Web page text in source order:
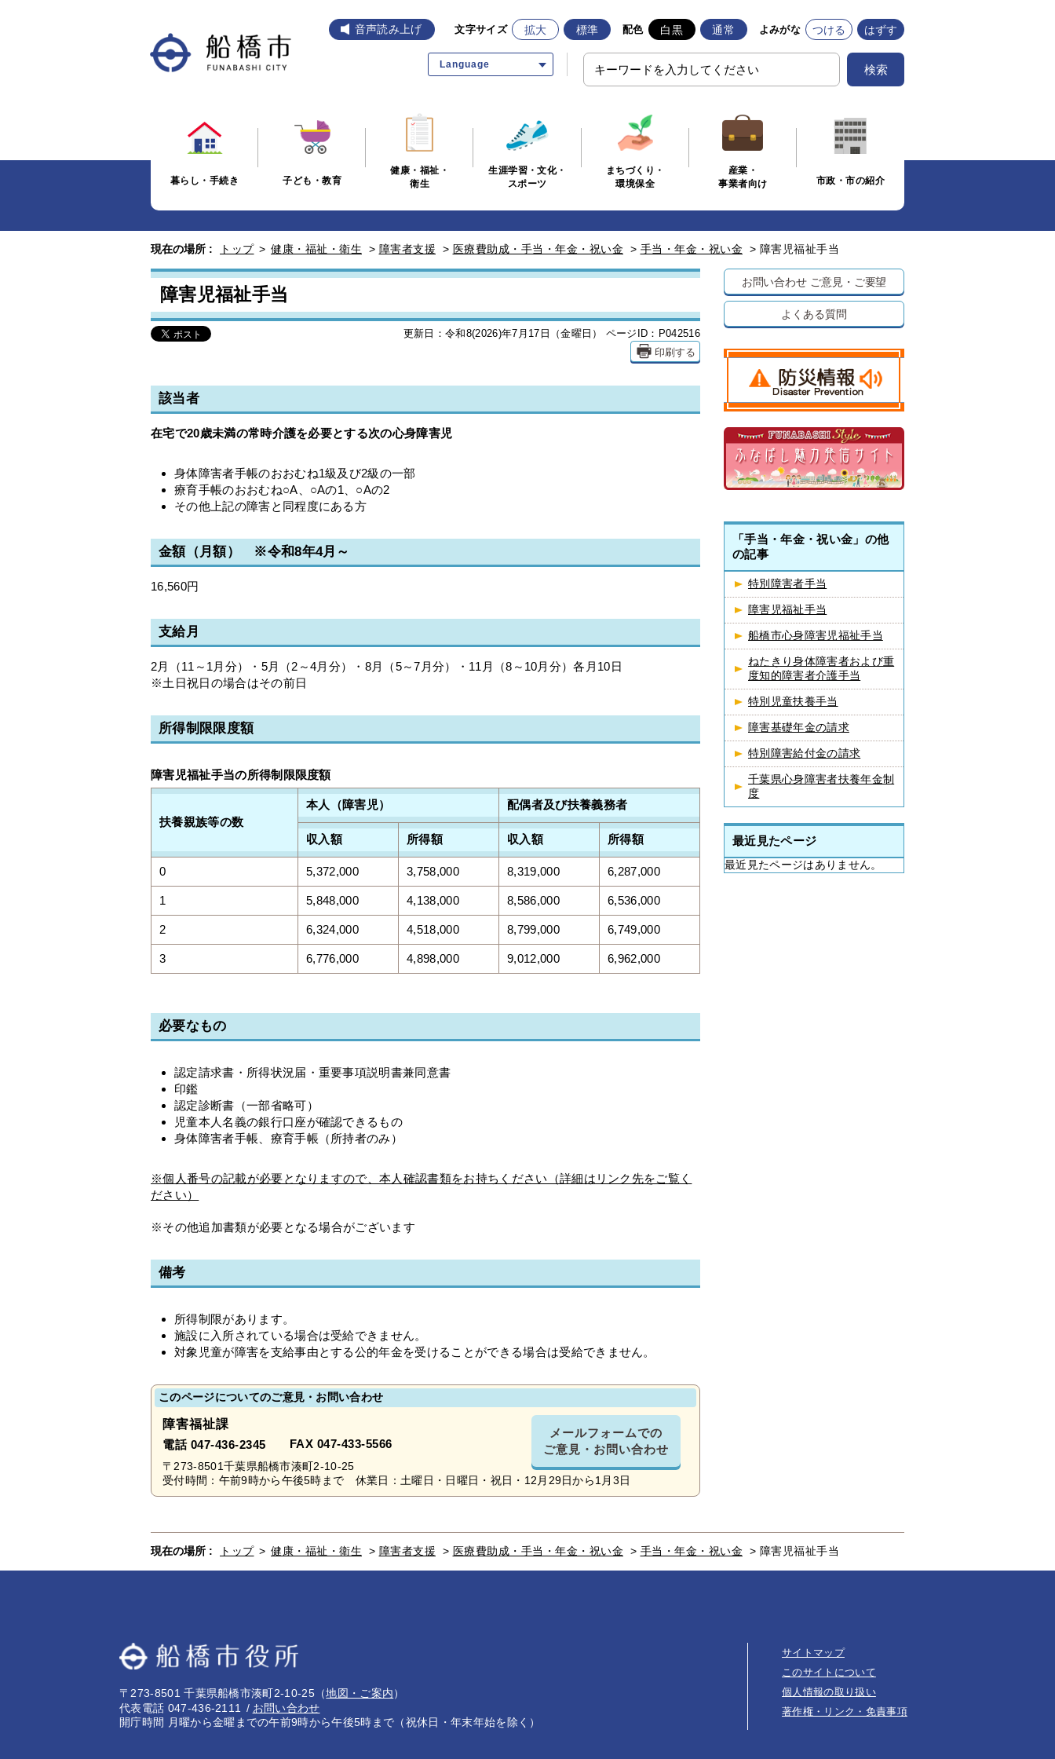
音声読み上げ 文字サイズ 拡大 標準 配色 白黒 通常 よみがな つける はずす
Language 検索
暮らし・手続き 子ども・教育
健康・福祉・
衛生
生涯学習・文化・
スポーツ
まちづくり・
環境保全
産業・
事業者向け
市政・市の紹介
現在の場所 : トップ > 健康・福祉・衛生 > 障害者支援 > 医療費助成・手当・年金・祝い金 > 手当・年金・祝い金 > 障害児福祉手当
障害児福祉手当
更新日：令和8(2026)年7月17日（金曜日） ページID：P042516
印刷する
該当者
在宅で20歳未満の常時介護を必要とする次の心身障害児
身体障害者手帳のおおむね1級及び2級の一部
療育手帳のおおむね○A、○Aの1、○Aの2
その他上記の障害と同程度にある方
金額（月額） ※令和8年4月～
16,560円
支給月
2月（11～1月分）・5月（2～4月分）・8月（5～7月分）・11月（8～10月分）各月10日
※土日祝日の場合はその前日
所得制限限度額
障害児福祉手当の所得制限限度額
扶養親族等の数
本人（障害児） 配偶者及び扶養義務者
収入額 所得額 収入額 所得額
0 5,372,000 3,758,000 8,319,000 6,287,000
1 5,848,000 4,138,000 8,586,000 6,536,000
2 6,324,000 4,518,000 8,799,000 6,749,000
3 6,776,000 4,898,000 9,012,000 6,962,000
必要なもの
認定請求書・所得状況届・重要事項説明書兼同意書
印鑑
認定診断書（一部省略可）
児童本人名義の銀行口座が確認できるもの
身体障害者手帳、療育手帳（所持者のみ）
※個人番号の記載が必要となりますので、本人確認書類をお持ちください（詳細はリンク先をご覧く
ださい）
※その他追加書類が必要となる場合がございます
備考
所得制限があります。
施設に入所されている場合は受給できません。
対象児童が障害を支給事由とする公的年金を受けることができる場合は受給できません。
このページについてのご意見・お問い合わせ
障害福祉課
電話 047-436-2345 FAX 047-433-5566
メールフォームでの
ご意見・お問い合わせ
〒273-8501千葉県船橋市湊町2-10-25
受付時間：午前9時から午後5時まで 休業日：土曜日・日曜日・祝日・12月29日から1月3日
お問い合わせ ご意見・ご要望
よくある質問
「手当・年金・祝い金」の他
の記事
特別障害者手当
障害児福祉手当
船橋市心身障害児福祉手当
ねたきり身体障害者および重
度知的障害者介護手当
特別児童扶養手当
障害基礎年金の請求
特別障害給付金の請求
千葉県心身障害者扶養年金制
度
最近見たページ
最近見たページはありません。
現在の場所 : トップ > 健康・福祉・衛生 > 障害者支援 > 医療費助成・手当・年金・祝い金 > 手当・年金・祝い金 > 障害児福祉手当
〒273-8501 千葉県船橋市湊町2-10-25 （地図・ご案内）
代表電話 047-436-2111
お問い合わせ
開庁時間 月曜から金曜までの午前9時から午後5時まで（祝休日・年末年始を除く）
サイトマップ
このサイトについて
個人情報の取り扱い
著作権・リンク・免責事項